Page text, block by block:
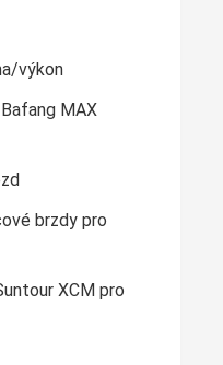
výkon
MAX
brzdy pro
XCM pro